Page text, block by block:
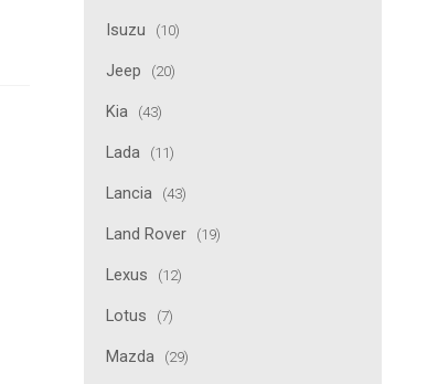
Isuzu (10)
Jeep (20)
Kia (43)
Lada (11)
Lancia (43)
Land Rover (19)
Lexus (12)
Lotus (7)
Mazda (29)